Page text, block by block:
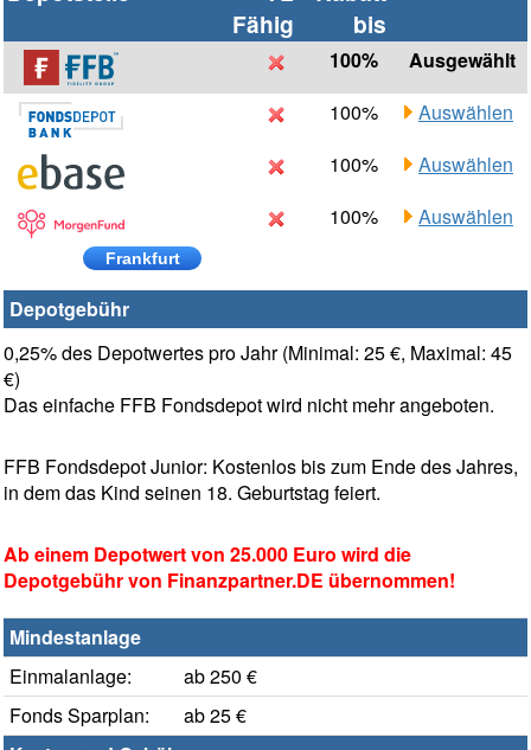
Fähig
bis
100%
Ausgewählt
100%
Auswählen
100%
Auswählen
Frankfurt
100% Auswählen
Depotgebühr
0,25% des Depotwertes pro Jahr (Minimal: 25 €, Maximal: 45
€)
Das einfache FFB Fondsdepot wird nicht mehr angeboten.
FFB Fondsdepot Junior: Kostenlos bis zum Ende des Jahres,
in dem das Kind seinen 18. Geburtstag feiert.
Ab einem Depotwert von 25.000 Euro wird die
Depotgebühr von Finanzpartner.DE übernommen!
Mindestanlage
Einmalanlage:
ab 250 €
Fonds Sparplan:
ab 25 €